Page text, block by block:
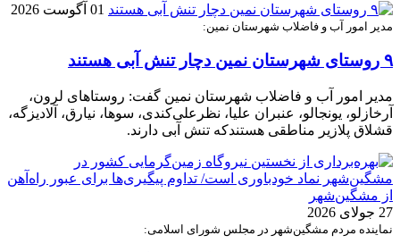
01 آگوست 2026
مدیر امور آب و فاضلاب شهرستان نمین:
۹ روستای شهرستان نمین دچار تنش آبی هستند
مدیر امور آب و فاضلاب شهرستان نمین گفت: روستاهای لرون،
آرخازلو، یونجالو، عنبران علیا، نظرعلی‌کندی، سوها، نیارق، آلادیزگه،
قشلاق پلازیر مناطقی هستندکه تنش آبی دارند.
27 جولای 2026
نماینده مردم مشگین‌شهر در مجلس شورای اسلامی: